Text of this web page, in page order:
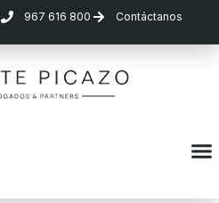
967 616 800 Contáctanos